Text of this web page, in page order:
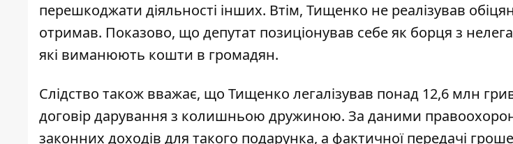
перешкоджати діяльності інших. Втім, Тищенко не реалізував
отримав. Показово, що депутат позиціонував себе як борця з
які виманюють кошти в громадян.
Слідство також вважає, що Тищенко легалізував понад 12,6 млн
договір дарування з колишньою дружиною. За даними
законних доходів для такого подарунка, а фактичної передачі